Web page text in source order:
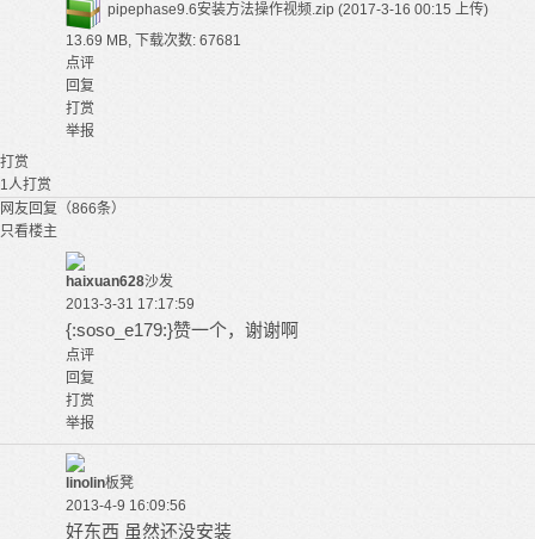
pipephase9.6安装方法操作视频.zip (2017-3-16 00:15 上传)
13.69 MB, 下载次数: 67681
点评
回复
打赏
举报
打赏
1人打赏
网友回复（866条）
只看楼主
haixuan628沙发
2013-3-31 17:17:59
{:soso_e179:}赞一个，谢谢啊
点评
回复
打赏
举报
linolin板凳
2013-4-9 16:09:56
好东西 虽然还没安装